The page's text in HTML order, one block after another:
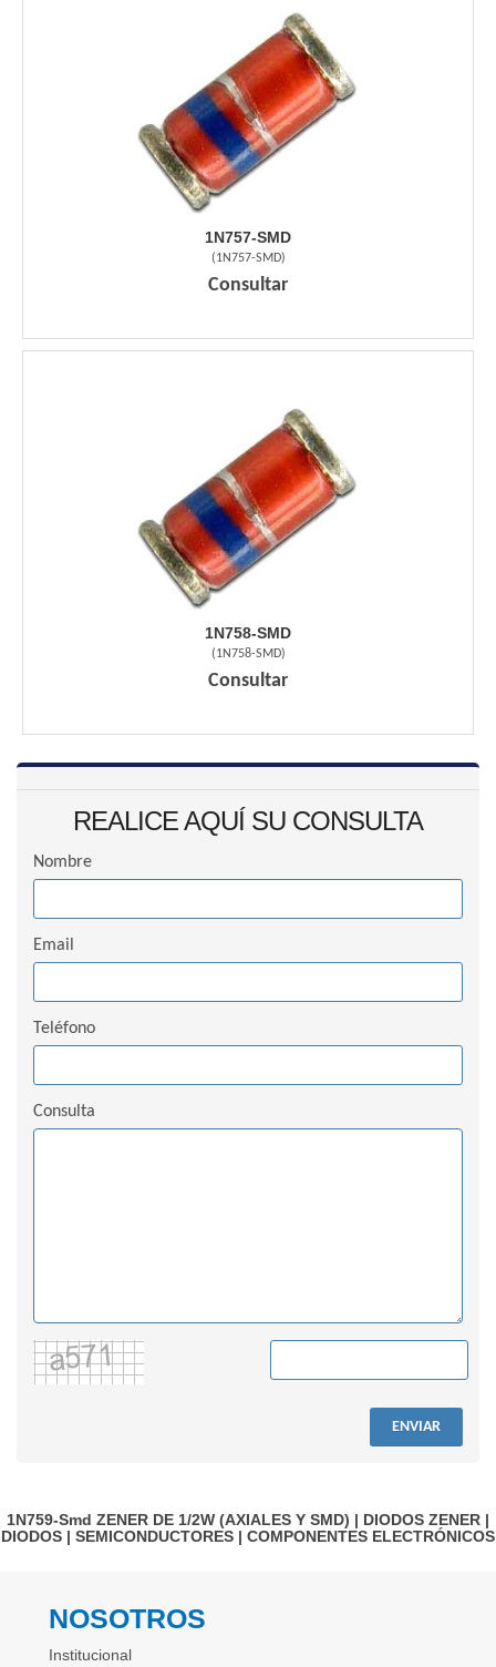
1N757-SMD
(1N757-SMD)
Consultar
1N758-SMD
(1N758-SMD)
Consultar
REALICE AQUÍ SU CONSULTA
Nombre
Email
Teléfono
Consulta
ENVIAR
1N759-Smd ZENER DE 1/2W (AXIALES Y SMD) | DIODOS ZENER |
DIODOS | SEMICONDUCTORES | COMPONENTES ELECTRÓNICOS
NOSOTROS
Institucional